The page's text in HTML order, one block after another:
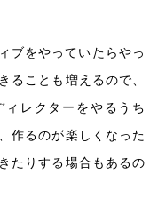
ブをやっていたらやっ
ることも増えるので、
ィレクターをやるうち
作るのが楽しくなった
たりする場合もあるの